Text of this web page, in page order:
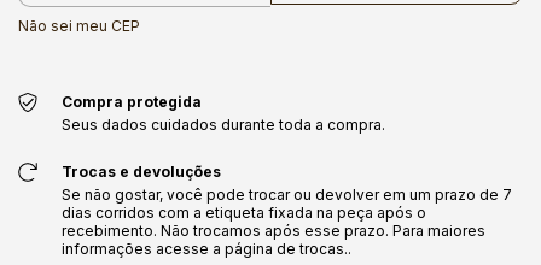
Não sei meu CEP
Compra protegida
Seus dados cuidados durante toda a compra.
Trocas e devoluções
Se não gostar, você pode trocar ou devolver em um prazo de 7
dias corridos com a etiqueta fixada na peça após o
recebimento. Não trocamos após esse prazo. Para maiores
informações acesse a página de trocas..